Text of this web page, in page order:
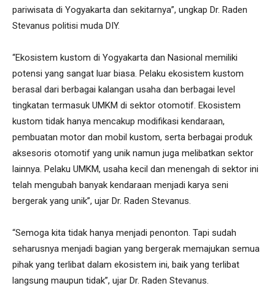
pariwisata di Yogyakarta dan sekitarnya”, ungkap Dr. Raden
Stevanus politisi muda DIY.
“Ekosistem kustom di Yogyakarta dan Nasional memiliki
potensi yang sangat luar biasa. Pelaku ekosistem kustom
berasal dari berbagai kalangan usaha dan berbagai level
tingkatan termasuk UMKM di sektor otomotif. Ekosistem
kustom tidak hanya mencakup modifikasi kendaraan,
pembuatan motor dan mobil kustom, serta berbagai produk
aksesoris otomotif yang unik namun juga melibatkan sektor
lainnya. Pelaku UMKM, usaha kecil dan menengah di sektor ini
telah mengubah banyak kendaraan menjadi karya seni
bergerak yang unik”, ujar Dr. Raden Stevanus.
“Semoga kita tidak hanya menjadi penonton. Tapi sudah
seharusnya menjadi bagian yang bergerak memajukan semua
pihak yang terlibat dalam ekosistem ini, baik yang terlibat
langsung maupun tidak”, ujar Dr. Raden Stevanus.